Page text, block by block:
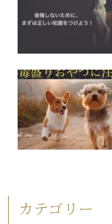
カテゴリー